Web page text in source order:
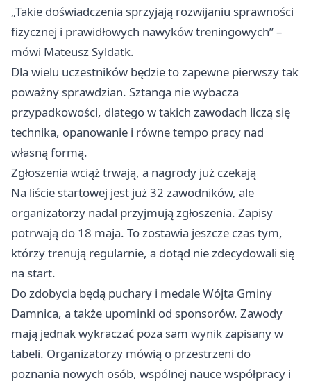
„Takie doświadczenia sprzyjają rozwijaniu sprawności
fizycznej i prawidłowych nawyków treningowych” –
mówi Mateusz Syldatk.
Dla wielu uczestników będzie to zapewne pierwszy tak
poważny sprawdzian. Sztanga nie wybacza
przypadkowości, dlatego w takich zawodach liczą się
technika, opanowanie i równe tempo pracy nad
własną formą.
Zgłoszenia wciąż trwają, a nagrody już czekają
Na liście startowej jest już 32 zawodników, ale
organizatorzy nadal przyjmują zgłoszenia. Zapisy
potrwają do 18 maja. To zostawia jeszcze czas tym,
którzy trenują regularnie, a dotąd nie zdecydowali się
na start.
Do zdobycia będą puchary i medale Wójta Gminy
Damnica, a także upominki od sponsorów. Zawody
mają jednak wykraczać poza sam wynik zapisany w
tabeli. Organizatorzy mówią o przestrzeni do
poznania nowych osób, wspólnej nauce współpracy i